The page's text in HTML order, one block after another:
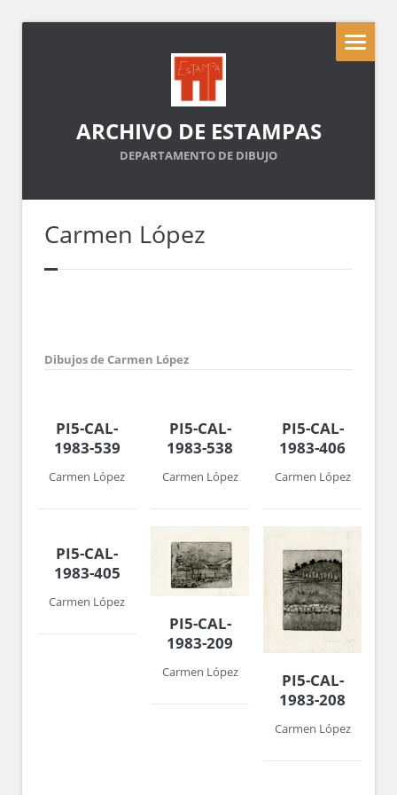
ARCHIVO DE ESTAMPAS
DEPARTAMENTO DE DIBUJO
Carmen López
Dibujos de Carmen López
PI5-CAL-
1983-539
Carmen López
PI5-CAL-
1983-538
Carmen López
PI5-CAL-
1983-406
Carmen López
PI5-CAL-
1983-405
Carmen López
PI5-CAL-
1983-209
Carmen López
PI5-CAL-
1983-208
Carmen López